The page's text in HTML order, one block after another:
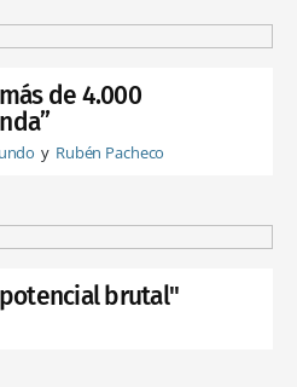
de 4.000
Rubén Pacheco
brutal"